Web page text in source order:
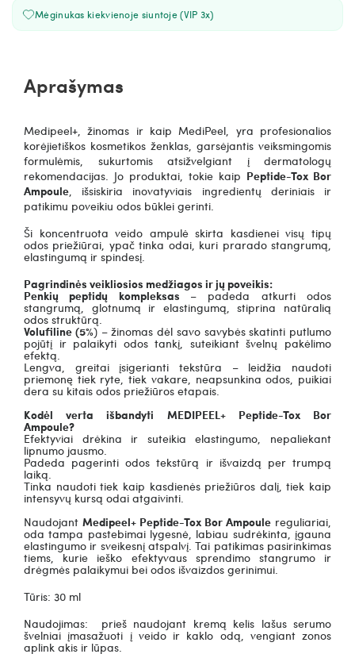
Mėginukas kiekvienoje siuntoje (VIP 3x)
Aprašymas
Medipeel+ , žinomas ir kaip MediPeel, yra profesionalios
korėjietiškos kosmetikos ženklas, garsėjantis veiksmingomis
formulėmis, sukurtomis atsižvelgiant į dermatologų
rekomendacijas. Jo produktai, tokie kaip Peptide-Tox Bor
Ampoule , išsiskiria inovatyviais ingredientų deriniais ir
patikimu poveikiu odos būklei gerinti.
Ši koncentruota veido ampulė skirta kasdienei visų tipų
odos priežiūrai, ypač tinka odai, kuri prarado stangrumą,
elastingumą ir spindesį.
Pagrindinės veikliosios medžiagos ir jų poveikis:
Penkių peptidų kompleksas– padeda atkurti odos
stangrumą, glotnumą ir elastingumą, stiprina natūralią
odos struktūrą.
Volufiline (5%) – žinomas dėl savo savybės skatinti putlumo
pojūtį ir palaikyti odos tankį, suteikiant švelnų pakėlimo
efektą.
Lengva, greitai įsigerianti tekstūra – leidžia naudoti
priemonę tiek ryte, tiek vakare, neapsunkina odos, puikiai
dera su kitais odos priežiūros etapais.
Kodėl verta išbandyti MEDIPEEL+ Peptide-Tox Bor
Ampoule?
Efektyviai drėkina ir suteikia elastingumo, nepaliekant
lipnumo jausmo.
Padeda pagerinti odos tekstūrą ir išvaizdą per trumpą
laiką.
Tinka naudoti tiek kaip kasdienės priežiūros dalį, tiek kaip
intensyvų kursą odai atgaivinti.
Naudojant Medipeel+ Peptide-Tox Bor Ampoule reguliariai,
oda tampa pastebimai lygesnė, labiau sudrėkinta, įgauna
elastingumo ir sveikesnį atspalvį. Tai patikimas pasirinkimas
tiems, kurie ieško efektyvaus sprendimo stangrumo ir
drėgmės palaikymui bei odos išvaizdos gerinimui.
Tūris: 30 ml
Naudojimas: prieš naudojant kremą kelis lašus serumo
švelniai įmasažuoti į veido ir kaklo odą, vengiant zonos
aplink akis ir lūpas.